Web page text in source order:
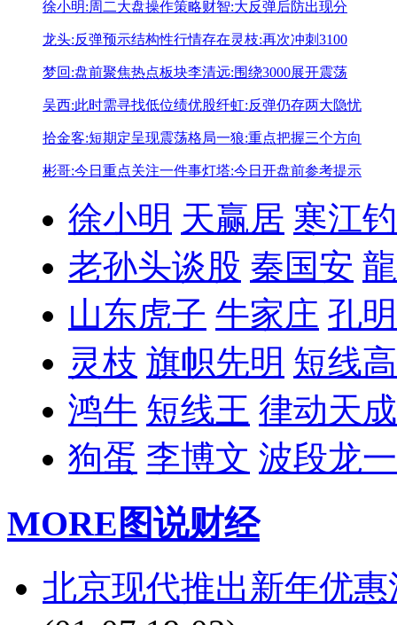
徐小明:周二大盘操作策略财智:大反弹后防出现分
龙头:反弹预示结构性行情存在灵枝:再次冲刺3100
梦回:盘前聚焦热点板块李清远:围绕3000展开震荡
吴西:此时需寻找低位绩优股纤虹:反弹仍存两大隐忧
拾金客:短期定呈现震荡格局一狼:重点把握三个方向
彬哥:今日重点关注一件事灯塔:今日开盘前参考提示
徐小明 天赢居 寒江
老孙头谈股 秦国安
山东虎子 牛家庄 孔
灵枝 旗帜先明 短线
鸿牛 短线王 律动天成
狗蛋 李博文 波段龙一
MORE 图说财经
北京现代推出新年优